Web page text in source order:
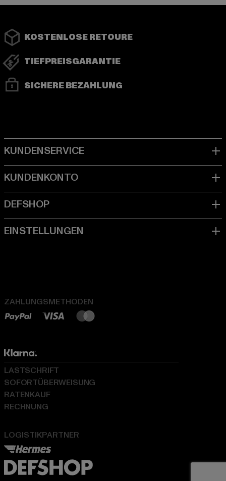
KOSTENLOSE RETOURE
TIEFPREISGARANTIE
SICHERE BEZAHLUNG
ZAHLUNGSMETHODEN
LOGISTIKPARTNER
LASTSCHRIFT
SOFORTÜBERWEISUNG
RATENKAUF
RECHNUNG